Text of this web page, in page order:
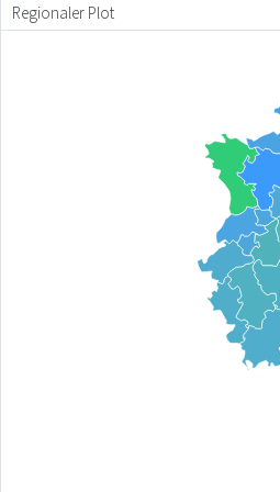
Regionaler Plot